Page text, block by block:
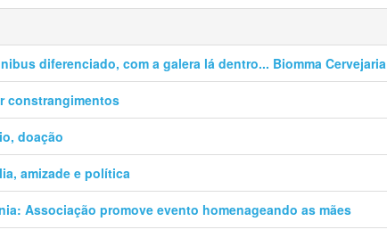
diferenciado, com a galera lá dentro... Biomma Cervejaria
constrangimentos
doação
amizade e política
Associação promove evento homenageando as mães